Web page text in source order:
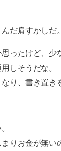
だ肩すかしだ。
ったけど、少
しそうだな。
り、書き置き
りお金が無い